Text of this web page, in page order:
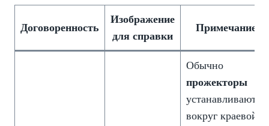
Договоренность
Изображение
для справки
Примечание
Обычно
прожекторы
устанавливаются
вокруг краевой